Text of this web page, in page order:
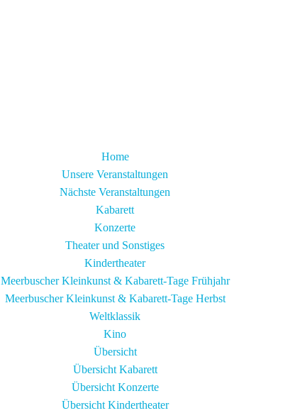
Home
Unsere Veranstaltungen
Nächste Veranstaltungen
Kabarett
Konzerte
Theater und Sonstiges
Kindertheater
Meerbuscher Kleinkunst & Kabarett-Tage Frühjahr
Meerbuscher Kleinkunst & Kabarett-Tage Herbst
Weltklassik
Kino
Übersicht
Übersicht Kabarett
Übersicht Konzerte
Übersicht Kindertheater